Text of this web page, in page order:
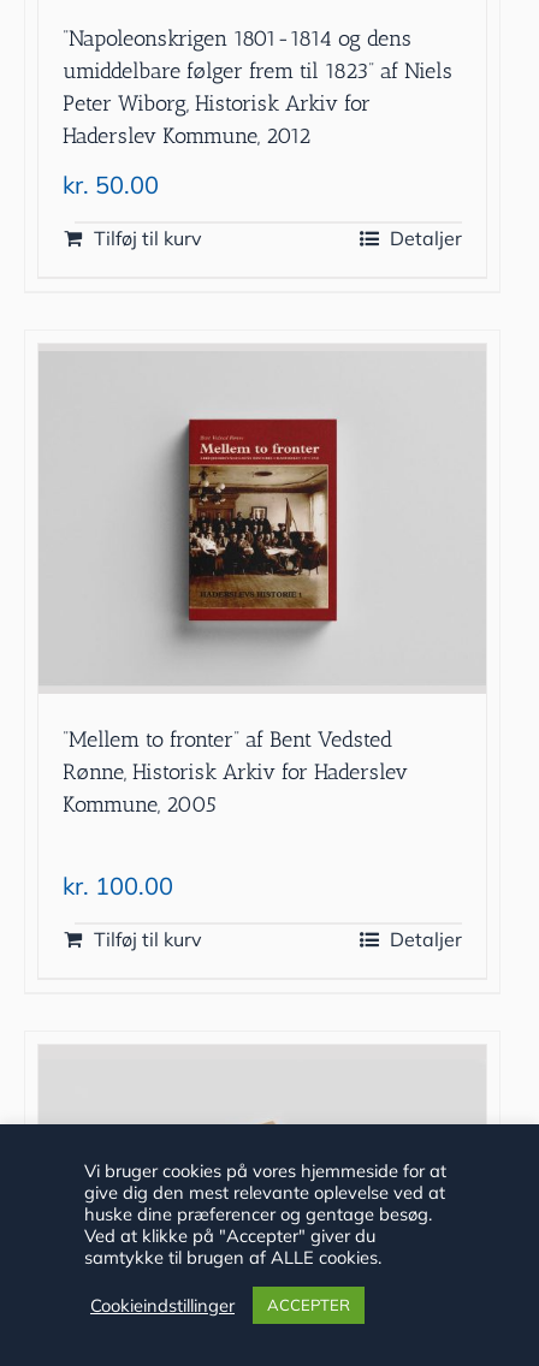
”Napoleonskrigen 1801-1814 og dens
umiddelbare følger frem til 1823” af Niels
Peter Wiborg, Historisk Arkiv for
Haderslev Kommune, 2012
kr. 50.00
Tilføj til kurv Detaljer
”Mellem to fronter” af Bent Vedsted
Rønne, Historisk Arkiv for Haderslev
Kommune, 2005
kr. 100.00
Tilføj til kurv Detaljer
Vi bruger cookies på vores hjemmeside for at
give dig den mest relevante oplevelse ved at
huske dine præferencer og gentage besøg.
Ved at klikke på "Accepter" giver du
samtykke til brugen af ALLE cookies.
Cookieindstillinger ACCEPTER